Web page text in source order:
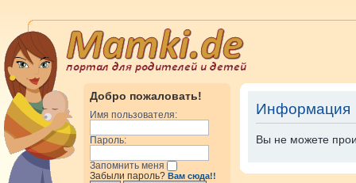
Добро пожаловать!
Имя пользователя:
Пароль:
Запомнить меня
Забыли пароль? Вам сюда!!
Информация
Вы не можете